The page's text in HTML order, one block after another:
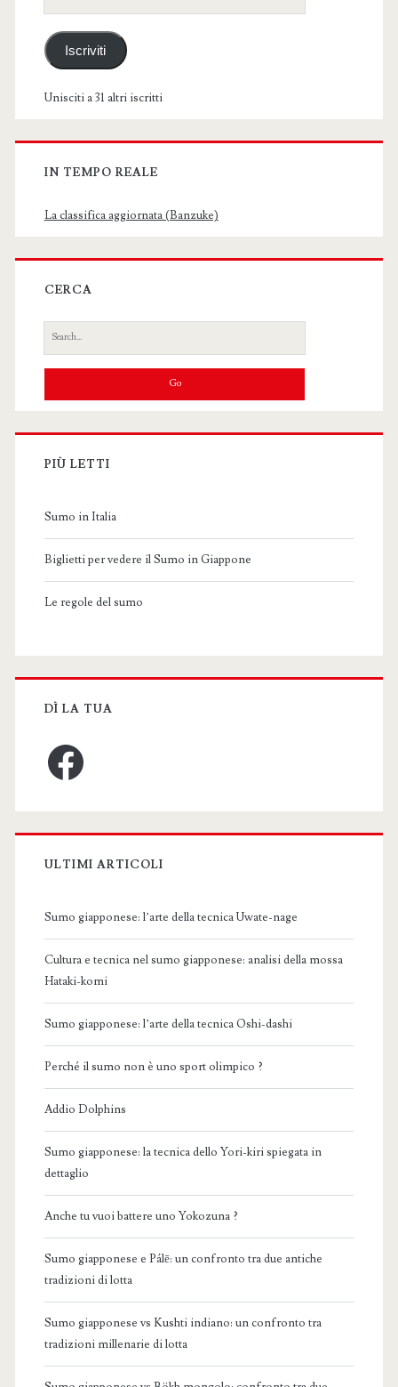
email
Iscriviti
Unisciti a 31 altri iscritti
IN TEMPO REALE
La classifica aggiornata (Banzuke)
CERCA
Search
for:
PIÙ LETTI
Sumo in Italia
Biglietti per vedere il Sumo in Giappone
Le regole del sumo
DÌ LA TUA
Facebook
ULTIMI ARTICOLI
Sumo giapponese: l’arte della tecnica Uwate-nage
Cultura e tecnica nel sumo giapponese: analisi della mossa
Hataki-komi
Sumo giapponese: l’arte della tecnica Oshi-dashi
Perché il sumo non è uno sport olimpico ?
Addio Dolphins
Sumo giapponese: la tecnica dello Yori-kiri spiegata in
dettaglio
Anche tu vuoi battere uno Yokozuna ?
Sumo giapponese e Pálē: un confronto tra due antiche
tradizioni di lotta
Sumo giapponese vs Kushti indiano: un confronto tra
tradizioni millenarie di lotta